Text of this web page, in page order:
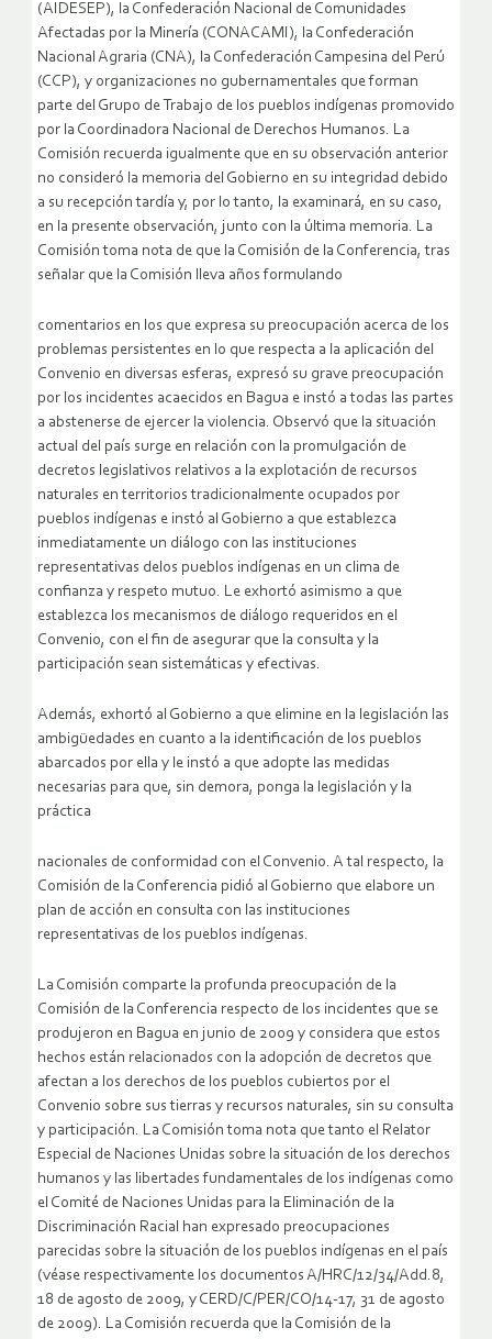
(AIDESEP), la Confederación Nacional de Comunidades
Afectadas por la Minería (CONACAMI), la Confederación
Nacional Agraria (CNA), la Confederación Campesina del Perú
(CCP), y organizaciones no gubernamentales que forman
parte del Grupo de Trabajo de los pueblos indígenas promovido
por la Coordinadora Nacional de Derechos Humanos. La
Comisión recuerda igualmente que en su observación anterior
no consideró la memoria del Gobierno en su integridad debido
a su recepción tardía y, por lo tanto, la examinará, en su caso,
en la presente observación, junto con la última memoria. La
Comisión toma nota de que la Comisión de la Conferencia, tras
señalar que la Comisión lleva años formulando
comentarios en los que expresa su preocupación acerca de los
problemas persistentes en lo que respecta a la aplicación del
Convenio en diversas esferas, expresó su grave preocupación
por los incidentes acaecidos en Bagua e instó a todas las partes
a abstenerse de ejercer la violencia. Observó que la situación
actual del país surge en relación con la promulgación de
decretos legislativos relativos a la explotación de recursos
naturales en territorios tradicionalmente ocupados por
pueblos indígenas e instó al Gobierno a que establezca
inmediatamente un diálogo con las instituciones
representativas delos pueblos indígenas en un clima de
confianza y respeto mutuo. Le exhortó asimismo a que
establezca los mecanismos de diálogo requeridos en el
Convenio, con el fin de asegurar que la consulta y la
participación sean sistemáticas y efectivas.
Además, exhortó al Gobierno a que elimine en la legislación las
ambigüedades en cuanto a la identificación de los pueblos
abarcados por ella y le instó a que adopte las medidas
necesarias para que, sin demora, ponga la legislación y la
práctica
nacionales de conformidad con el Convenio. A tal respecto, la
Comisión de la Conferencia pidió al Gobierno que elabore un
plan de acción en consulta con las instituciones
representativas de los pueblos indígenas.
La Comisión comparte la profunda preocupación de la
Comisión de la Conferencia respecto de los incidentes que se
produjeron en Bagua en junio de 2009 y considera que estos
hechos están relacionados con la adopción de decretos que
afectan a los derechos de los pueblos cubiertos por el
Convenio sobre sus tierras y recursos naturales, sin su consulta
y participación. La Comisión toma nota que tanto el Relator
Especial de Naciones Unidas sobre la situación de los derechos
humanos y las libertades fundamentales de los indígenas como
el Comité de Naciones Unidas para la Eliminación de la
Discriminación Racial han expresado preocupaciones
parecidas sobre la situación de los pueblos indígenas en el país
(véase respectivamente los documentos A/HRC/12/34/Add.8,
18 de agosto de 2009, y CERD/C/PER/CO/14-17, 31 de agosto
de 2009). La Comisión recuerda que la Comisión de la